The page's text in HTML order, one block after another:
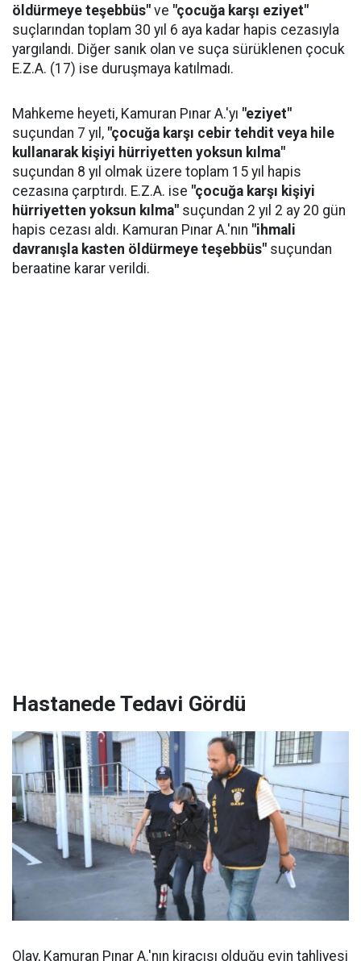
öldürmeye teşebbüs" ve "çocuğa karşı eziyet"
suçlarından toplam 30 yıl 6 aya kadar hapis cezasıyla
yargılandı. Diğer sanık olan ve suça sürüklenen çocuk
E.Z.A. (17) ise duruşmaya katılmadı.
Mahkeme heyeti, Kamuran Pınar A.'yı "eziyet"
suçundan 7 yıl, "çocuğa karşı cebir tehdit veya hile
kullanarak kişiyi hürriyetten yoksun kılma"
suçundan 8 yıl olmak üzere toplam 15 yıl hapis
cezasına çarptırdı. E.Z.A. ise "çocuğa karşı kişiyi
hürriyetten yoksun kılma" suçundan 2 yıl 2 ay 20 gün
hapis cezası aldı. Kamuran Pınar A.'nın "ihmali
davranışla kasten öldürmeye teşebbüs" suçundan
beraatine karar verildi.
Hastanede Tedavi Gördü
Olay, Kamuran Pınar A.'nın kiracısı olduğu evin tahliyesi